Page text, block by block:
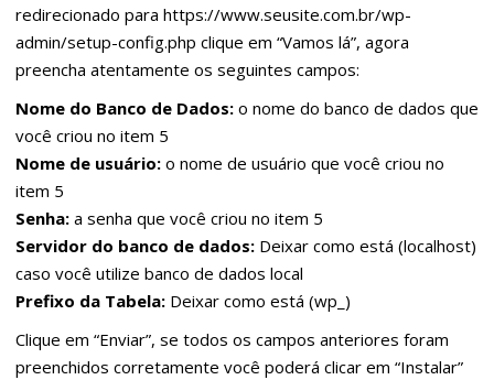
redirecionado para https://www.seusite.com.br/wp-
admin/setup-config.php clique em “Vamos lá”, agora
preencha atentamente os seguintes campos:
Nome do Banco de Dados: o nome do banco de dados que
você criou no item 5
Nome de usuário: o nome de usuário que você criou no
item 5
Senha: a senha que você criou no item 5
Servidor do banco de dados: Deixar como está (localhost)
caso você utilize banco de dados local
Prefixo da Tabela: Deixar como está (wp_)
Clique em “Enviar”, se todos os campos anteriores foram
preenchidos corretamente você poderá clicar em “Instalar”